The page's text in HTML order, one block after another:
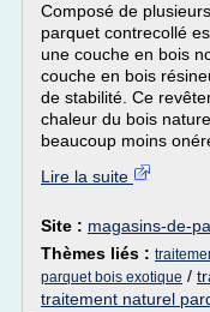
Composé de
parquet contrecollé
une couche en bois
couche en bois
de stabilité. Ce
chaleur du bois
beaucoup moins
Lire la suite
Site : magasins-de-
Thèmes liés :
parquet bois exotique /
traitement naturel